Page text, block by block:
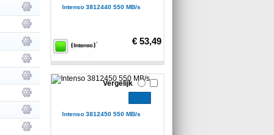
Intenso 3812440 550 MB/s
€ 53,49
Intenso 3812450 550 MB/s
Vergelijk